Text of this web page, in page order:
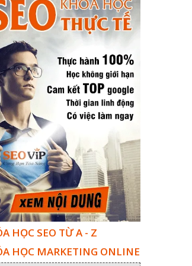
HỌC SEO TỪ A - Z
HỌC MARKETING ONLINE